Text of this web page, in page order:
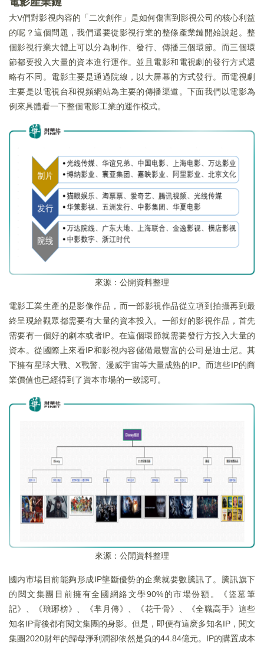
大V們對影視内容的「二次創作」是如何傷害到影視公司的核心利益
的呢？這個問題，我們還要從影視行業的整條產業鏈開始說起。整
個影視行業大體上可以分為制作、發行、傳播三個環節。而三個環
節都要投入大量的資本進行運作。並且電影和電視劇的發行方式還
略有不同。電影主要是通過院線，以大屏幕的方式發行。而電視劇
主要是以電視台和視頻網站為主要的傳播渠道。下面我們以電影為
例來具體看一下整個電影工業的運作模式。
來源：公開資料整理
電影工業生產的是影像作品，而一部影視作品從立項到拍攝再到最
終呈現給觀眾都需要有大量的資本投入。一部好的影視作品，首先
需要有一個好的劇本或者IP。在這個環節就需要發行方投入大量的
資本。從國際上來看IP和影視内容儲備最豐富的公司是迪士尼。其
下擁有星球大戰、X戰警、漫威宇宙等大量成熟的IP。而這些IP的商
業價值也已經得到了資本市場的一致認可。
來源：公開資料整理
國内市場目前能夠形成IP壟斷優勢的企業就要數騰訊了。騰訊旗下
的閱文集團目前擁有全國網絡文學90%的市場份額。《盜墓筆
記》、《琅琊榜》、《芈月傳》、《花千骨》、《全職高手》這些
知名IP背後都有閱文集團的身影。但是，即便有這麽多知名IP，閱文
集團2020財年的歸母淨利潤卻依然是負的44.84億元。IP的購置成本